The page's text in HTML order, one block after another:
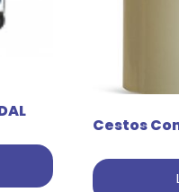
Cestos